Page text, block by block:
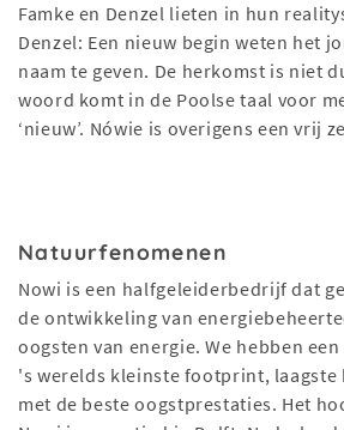
Famke en Denzel lieten in hun
Denzel: Een nieuw begin weten het
naam te geven. De herkomst is niet
woord komt in de Poolse taal voor
‘nieuw’. Nówie is overigens een vrij
Natuurfenomenen
Nowi is een halfgeleiderbedrijf dat
de ontwikkeling van
oogsten van energie. We hebben
's werelds kleinste footprint, laagste
met de beste oogstprestaties. Het